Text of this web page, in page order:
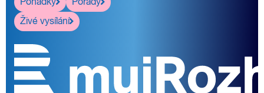
Živé vysílání